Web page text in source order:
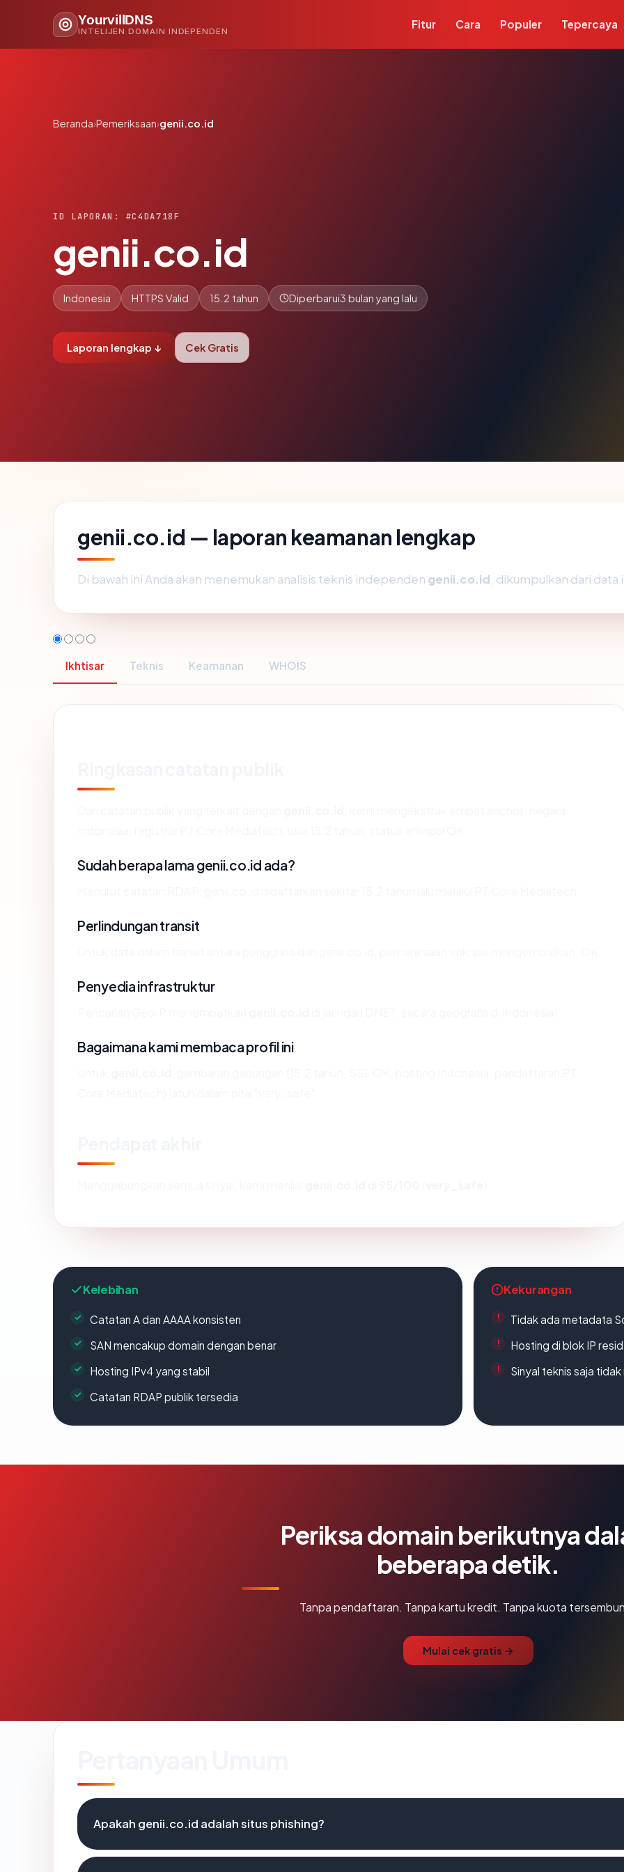
YourvillDNS
INTELIJEN DOMAIN INDEPENDEN
Fitur Cara Populer Tepercaya
Beranda›Pemeriksaan›genii.co.id
ID LAPORAN: #C4DA718F
genii.co.id
Indonesia HTTPS Valid 15.2 tahun Diperbarui3 bulan yang lalu
Laporan lengkap ↓ Cek Gratis
genii.co.id — laporan keamanan lengkap
Di bawah ini Anda akan menemukan analisis teknis independen genii.co.id , dikumpulkan dari
Ikhtisar Teknis Keamanan WHOIS
Sudah berapa lama genii.co.id ada?
Perlindungan transit
Penyedia infrastruktur
Bagaimana kami membaca profil ini
Kelebihan
Catatan A dan AAAA konsisten
SAN mencakup domain dengan benar
Hosting IPv4 yang stabil
Catatan RDAP publik tersedia
Kekurangan
Tidak ada metadata
Hosting di blok IP
Sinyal teknis saja
Periksa domain berikutnya
beberapa detik.
Tanpa pendaftaran. Tanpa kartu kredit. Tanpa kuota
Mulai cek gratis →
Apakah genii.co.id adalah situs phishing?